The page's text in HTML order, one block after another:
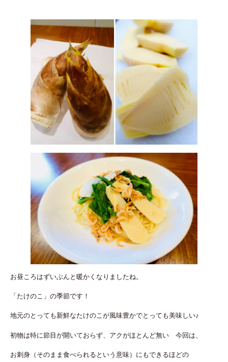
お昼ころはずいぶんと暖かくなりましたね。
「たけのこ」の季節です！
地元のとっても新鮮なたけのこが風味豊かでとっても美味しい♪
初物は特に節目が開いておらず、アクがほとんど無い 今回は、
お刺身（そのまま食べられるという意味）にもできるほどの